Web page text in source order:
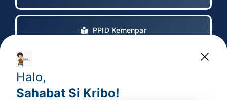
PPID Kemenpar